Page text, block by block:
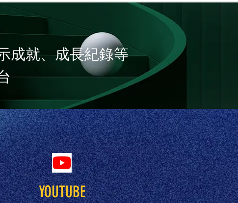
成就、成長紀錄等
YOUTUBE